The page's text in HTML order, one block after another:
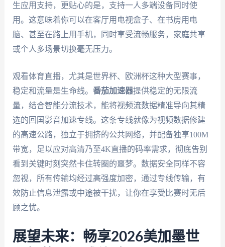
生应用支持，更贴心的是，支持一人多端设备同时使
用。这意味着你可以在客厅用电视盒子、在书房用电
脑、甚至在路上用手机，同时享受流畅服务，家庭共享
或个人多场景切换毫无压力。
观看体育直播，尤其是世界杯、欧洲杯这种大型赛事，
稳定和流量是生命线。 番茄加速器提供稳定的无限流
量，结合智能分流技术，能将视频流数据精准导向其精
选的回国影音加速专线。这条专线就像为视频数据修建
的高速公路，独立于拥挤的公共网络，并配备独享100M
带宽，足以应对高清乃至4K直播的码率需求，彻底告别
看到关键时刻突然卡住转圈的噩梦。数据安全同样不容
忽视，所有传输均经过高强度加密，通过专线传输，有
效防止信息泄露或中途被干扰，让你在享受比赛时无后
顾之忧。
展望未来：畅享2026美加墨世